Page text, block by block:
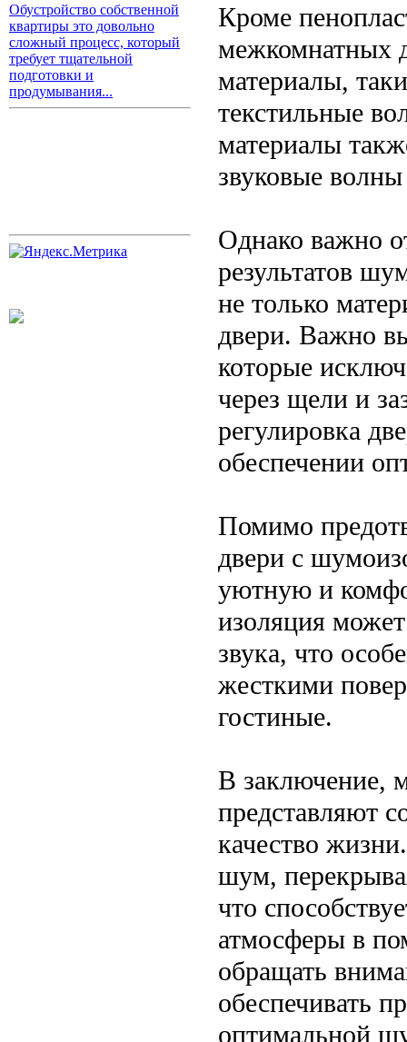
Обустройство собственной
квартиры это довольно
сложный процесс, который
требует тщательной
подготовки и
продумывания...
Кроме
межкомнатных
материалы,
текстильные
материалы
звуковые волны
Однако важно
результатов
не только
двери. Важно
которые
через щели и
регулировка
обеспечении
Помимо
двери с
уютную и
изоляция
звука, что
жесткими
гостиные.
В заключение,
представляют
качество
шум,
что
атмосферы в
обращать
обеспечивать
оптимальной